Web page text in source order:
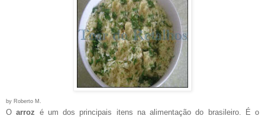
by Roberto M.
Oarroz é um dos principais itens na alimentação do brasileiro. É o